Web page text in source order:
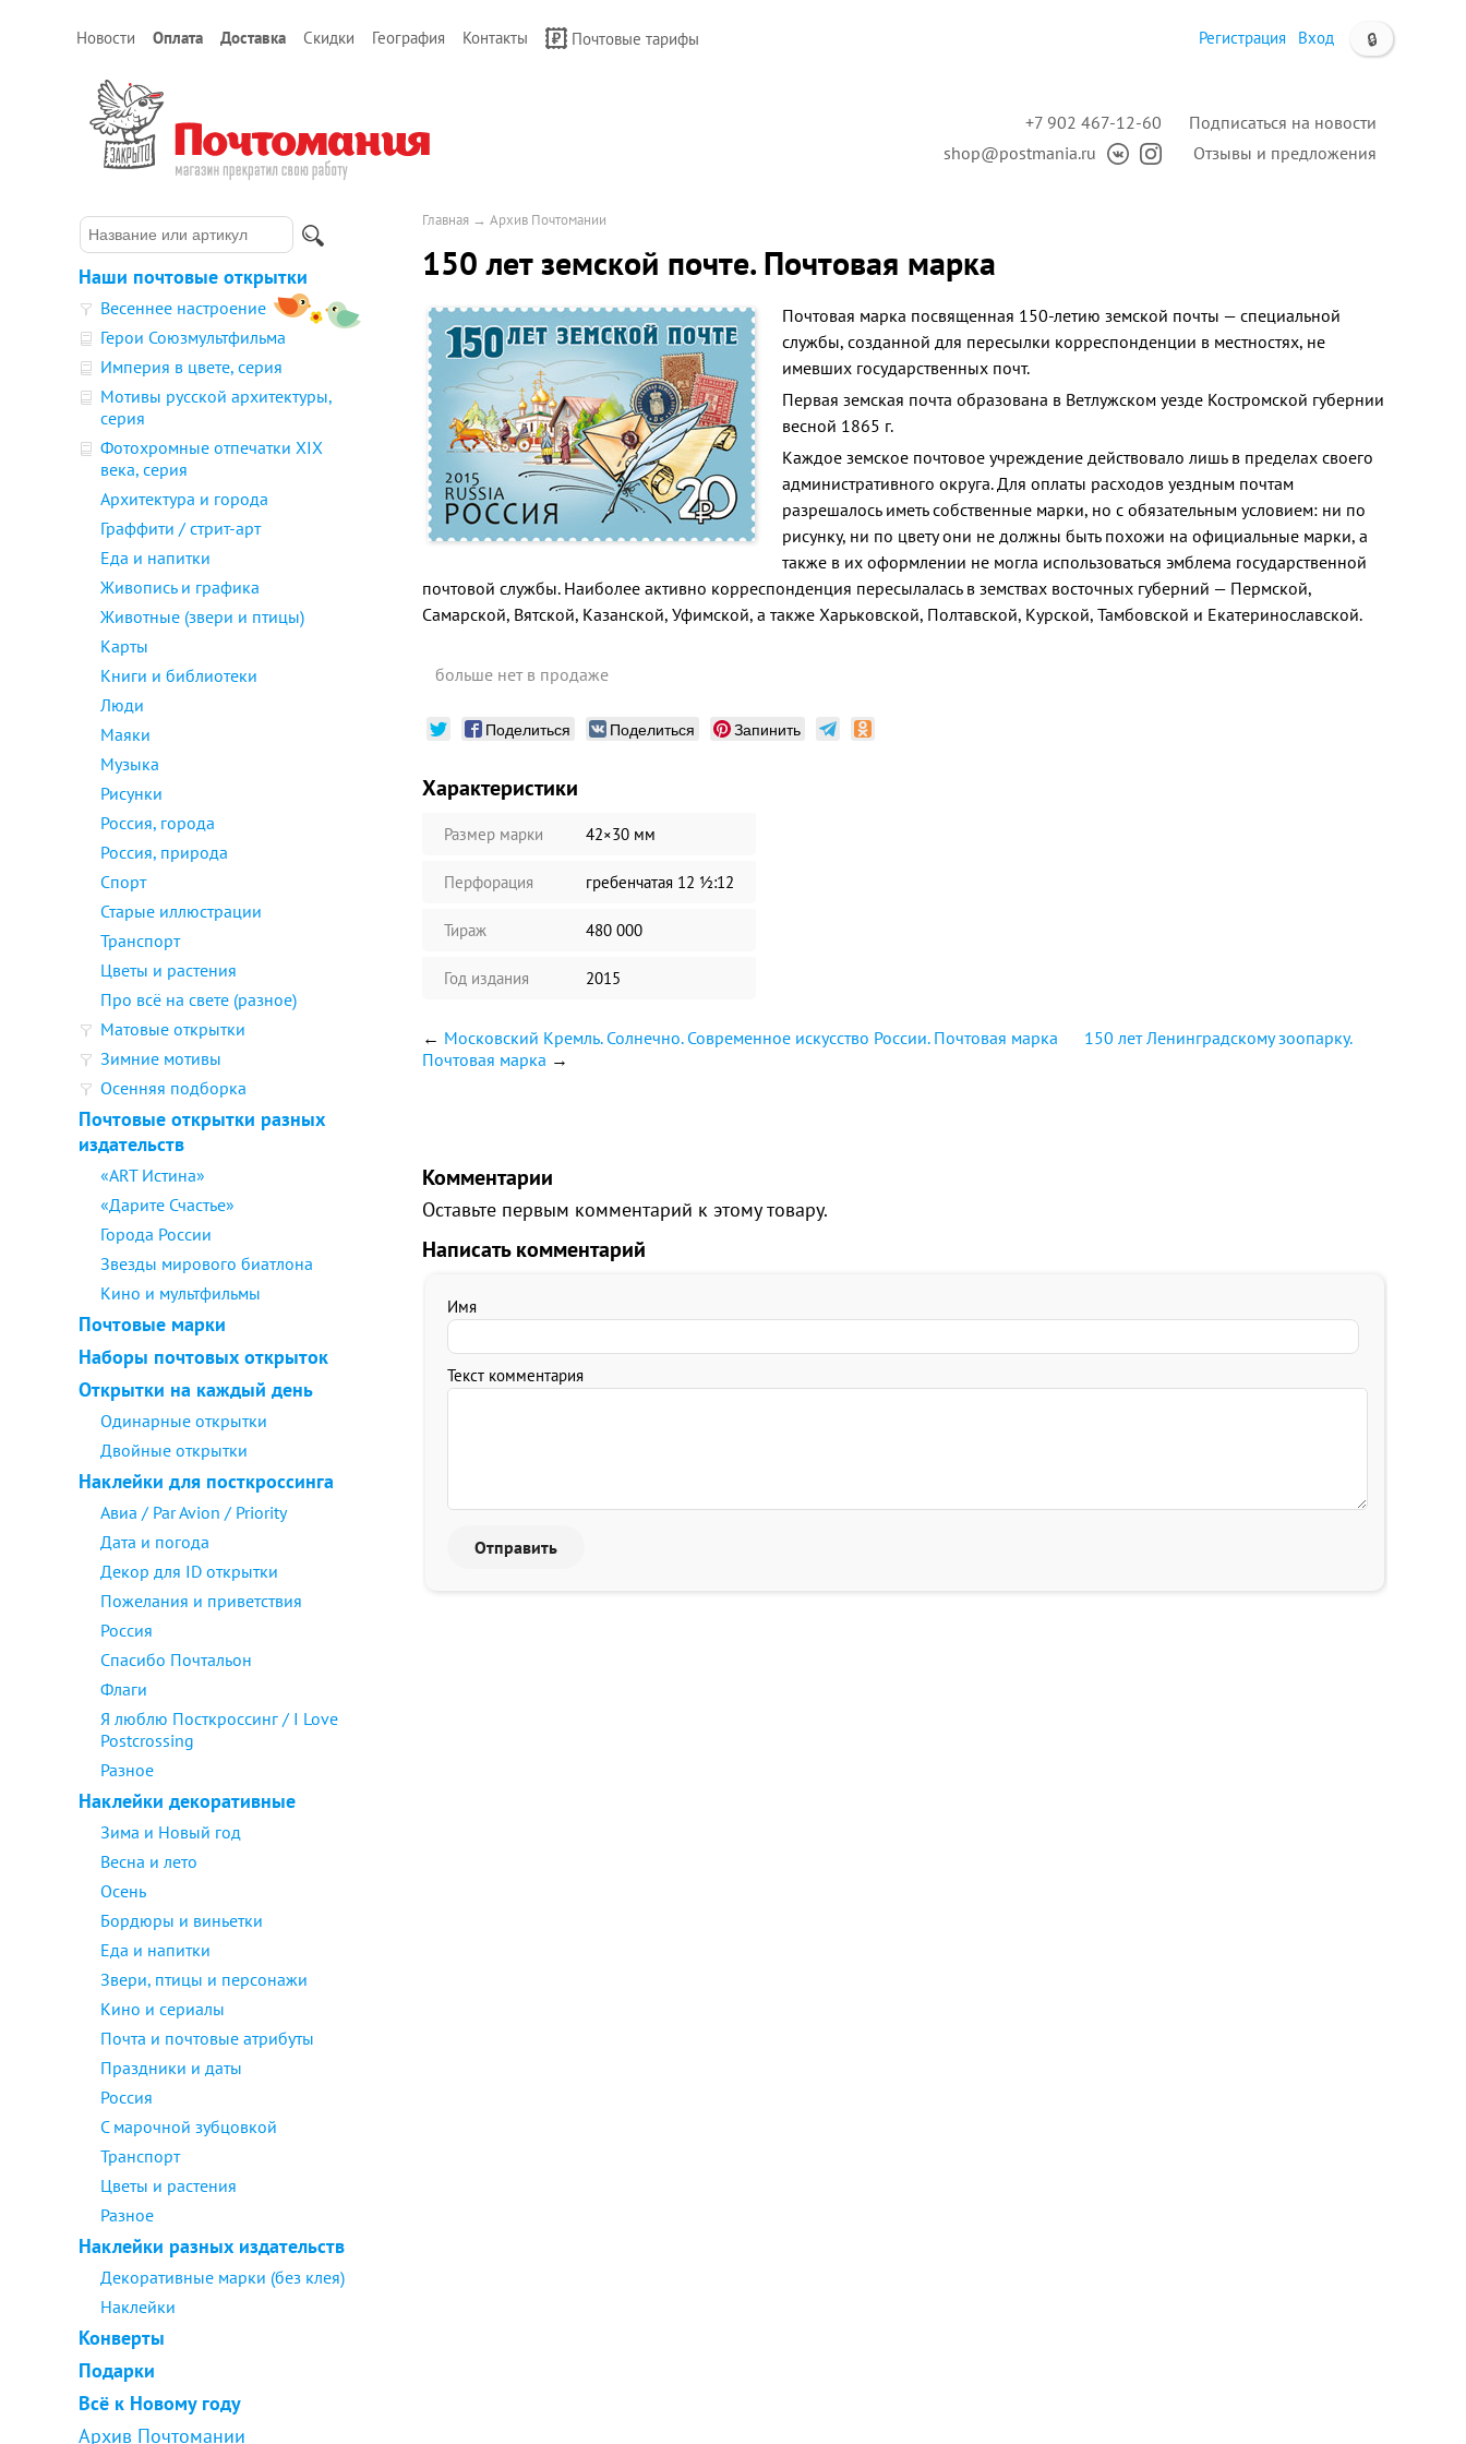
Новости Оплата Доставка Скидки География Контакты Почтовые тарифы 🔒
Регистрация Вход
Подписаться на новости
Отзывы и предложения
+7 902 467-12-60
shop@postmania.ru
Наши почтовые открытки
Весеннее настроение
Герои Союзмультфильма
Империя в цвете, серия
Мотивы русской архитектуры,
серия
Фотохромные отпечатки XIX
века, серия
Архитектура и города
Граффити / стрит-арт
Еда и напитки
Живопись и графика
Животные (звери и птицы)
Карты
Книги и библиотеки
Люди
Маяки
Музыка
Рисунки
Россия, города
Россия, природа
Спорт
Старые иллюстрации
Транспорт
Цветы и растения
Про всё на свете (разное)
Матовые открытки
Зимние мотивы
Осенняя подборка
Почтовые открытки разных
издательств
«ART Истина»
«Дарите Счастье»
Города России
Звезды мирового биатлона
Кино и мультфильмы
Почтовые марки
Наборы почтовых открыток
Открытки на каждый день
Одинарные открытки
Двойные открытки
Наклейки для посткроссинга
Авиа / Par Avion / Priority
Дата и погода
Декор для ID открытки
Пожелания и приветствия
Россия
Спасибо Почтальон
Флаги
Я люблю Посткроссинг / I Love
Postcrossing
Разное
Наклейки декоративные
Зима и Новый год
Весна и лето
Осень
Бордюры и виньетки
Еда и напитки
Звери, птицы и персонажи
Кино и сериалы
Почта и почтовые атрибуты
Праздники и даты
Россия
С марочной зубцовкой
Транспорт
Цветы и растения
Разное
Наклейки разных издательств
Декоративные марки (без клея)
Наклейки
Конверты
Подарки
Всё к Новому году
Архив Почтомании
Главная → Архив Почтомании
150 лет земской почте. Почтовая марка
Почтовая марка посвященная 150-летию земской почты — специальной
службы, созданной для пересылки корреспонденции в местностях, не
имевших государственных почт.
Первая земская почта образована в Ветлужском уезде Костромской губернии
весной 1865 г.
Каждое земское почтовое учреждение действовало лишь в пределах своего
административного округа. Для оплаты расходов уездным почтам
разрешалось иметь собственные марки, но с обязательным условием: ни по
рисунку, ни по цвету они не должны быть похожи на официальные марки, а
также в их оформлении не могла использоваться эмблема государственной
почтовой службы. Наиболее активно корреспонденция пересылалась в земствах восточных губерний — Пермской,
Самарской, Вятской, Казанской, Уфимской, а также Харьковской, Полтавской, Курской, Тамбовской и Екатеринославской.
больше нет в продаже
Поделиться Поделиться Запинить
Характеристики
Размер марки 42×30 мм
Перфорация гребенчатая 12 ½:12
Тираж 480 000
Год издания 2015
← Московский Кремль. Солнечно. Современное искусство России. Почтовая марка
150 лет Ленинградскому зоопарку.
Почтовая марка →
Комментарии
Оставьте первым комментарий к этому товару.
Написать комментарий
Имя
Текст комментария